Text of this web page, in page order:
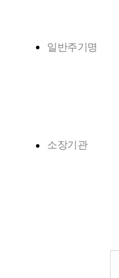
일반주기명
소장기관